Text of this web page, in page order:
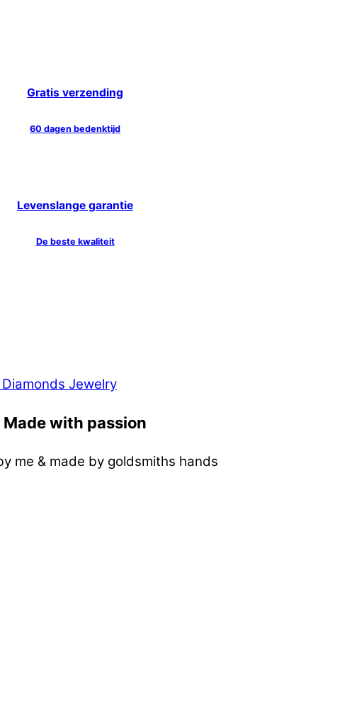
Gratis verzending
60 dagen bedenktijd
Levenslange garantie
De beste kwaliteit
Made with passion
me & made by goldsmiths hands